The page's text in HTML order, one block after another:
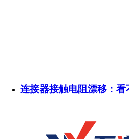
连接器接触电阻漂移：